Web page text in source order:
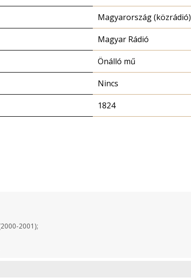
Magyarország (közrádió)
Magyar Rádió
Önálló mű
Nincs
1824
2001);